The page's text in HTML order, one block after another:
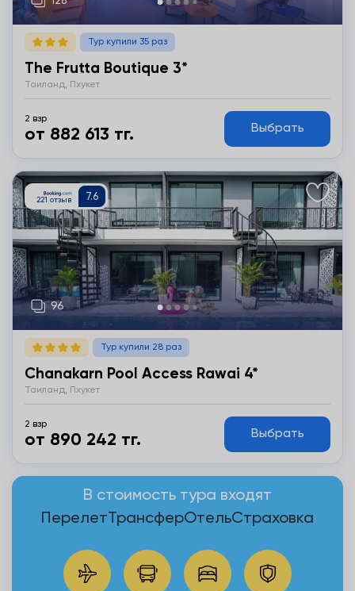
Тур купили 35 раз
The Frutta Boutique 3*
Таиланд, Пхукет
2 взр
от 882 613 тг. Выбрать
Тур купили 28 раз
Chanakarn Pool Access Rawai 4*
Таиланд, Пхукет
2 взр
от 890 242 тг. Выбрать
Подробнее
В стоимость тура входят
Перелет ТрансферОтельСтраховка